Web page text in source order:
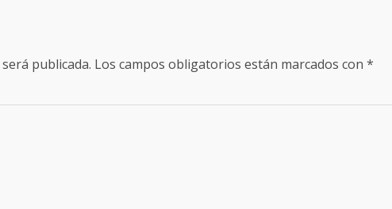
publicada. Los campos obligatorios están marcados con *